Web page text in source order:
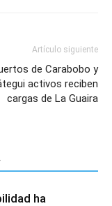
Artículo siguiente
de Carabobo y
activos reciben
cargas de La Guaira
ha